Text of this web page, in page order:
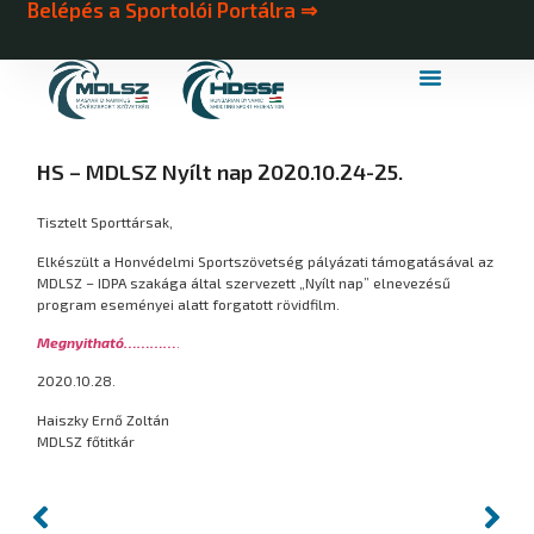
Belépés a Sportolói Portálra ⇒
HS – MDLSZ Nyílt nap 2020.10.24-25.
Tisztelt Sporttársak,
Elkészült a Honvédelmi Sportszövetség pályázati támogatásával az
MDLSZ – IDPA szakága által szervezett „Nyílt nap” elnevezésű
program eseményei alatt forgatott rövidfilm.
Megnyitható…………
2020.10.28.
Haiszky Ernő Zoltán
MDLSZ főtitkár